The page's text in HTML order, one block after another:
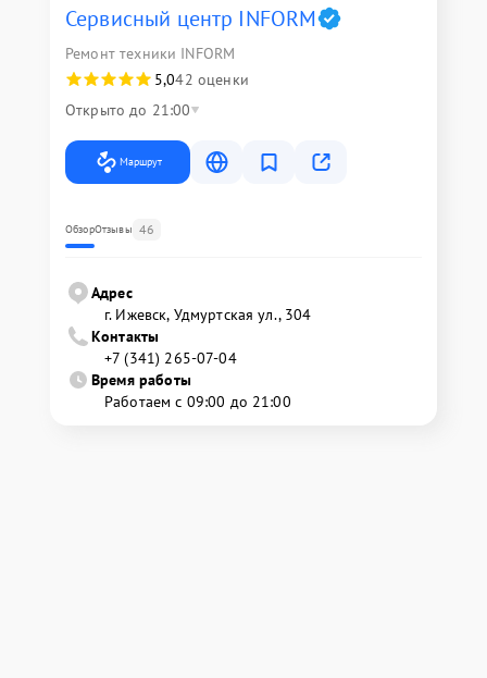
Сервисный центр INFORM
Ремонт техники INFORM
5,042 оценки
Открыто до 21:00
Маршрут
ОбзорОтзывы 46
Адрес
г. Ижевск, Удмуртская ул., 304
Контакты
+7 (341) 265-07-04
Время работы
Работаем с 09:00 до 21:00